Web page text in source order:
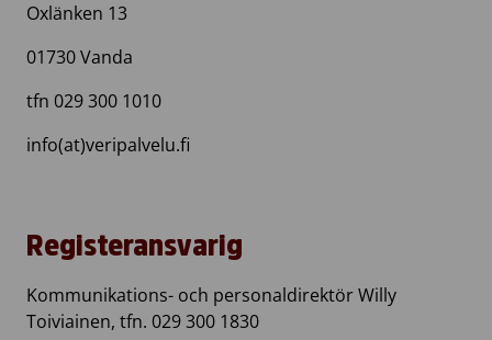
Oxlänken 13
01730 Vanda
tfn 029 300 1010
info(at)veripalvelu.fi
Registeransvarig
Kommunikations- och personaldirektör Willy
Toiviainen, tfn. 029 300 1830